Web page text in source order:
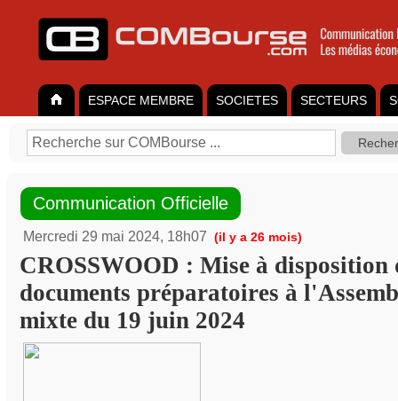
ESPACE MEMBRE SOCIETES SECTEURS
Communication Officielle
Mercredi 29 mai 2024, 18h07 (il y a 26 mois)
CROSSWOOD : Mise à disposition
documents préparatoires à
mixte du 19 juin 2024